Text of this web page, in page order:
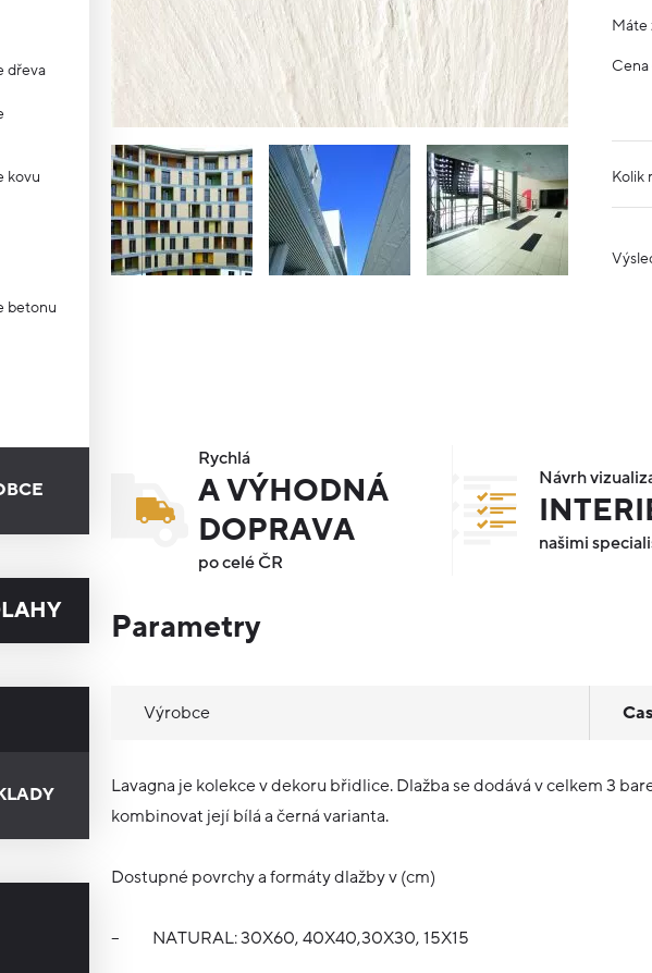
dřeva
kovu
betonu
Máte
Cena
Kolik
Rychlá
A VÝHODNÁ
DOPRAVA
po celé ČR
Návrh
našimi
Parametry
Výrobce
Lavagna je kolekce v dekoru břidlice. Dlažba se dodává v celkem 3
kombinovat její bílá a černá varianta.
Dostupné povrchy a formáty dlažby v (cm)
– NATURAL: 30X60, 40X40,30X30, 15X15